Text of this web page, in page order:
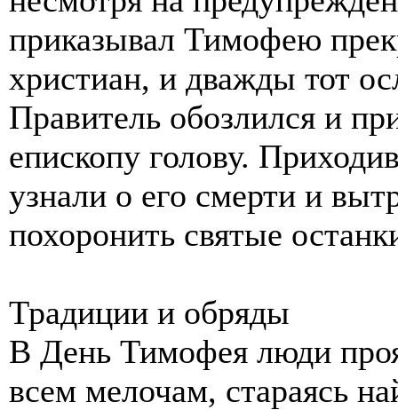
приказывал Тимофею
христиан, и дважды тот
Правитель обозлился и
епископу голову.
узнали о его смерти и
похоронить святые
Традиции и обряды
В День Тимофея люди
всем мелочам, стараясь